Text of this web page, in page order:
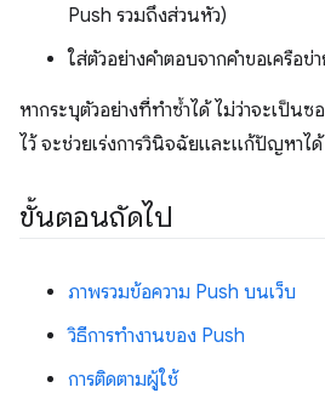
Push รวมถึงส่วนหัว)
ใส่ตัวอย่างคำตอบจากคำขอเครือข่
หากระบุตัวอย่างที่ทําซ้ำได้ ไม่ว่าจะเป็นซ
ไว้ จะช่วยเร่งการวินิจฉัยและแก้ปัญหาได้
ขั้นตอนถัดไป
ภาพรวมข้อความ Push บนเว็บ
วิธีการทำงานของ Push
การติดตามผู้ใช้